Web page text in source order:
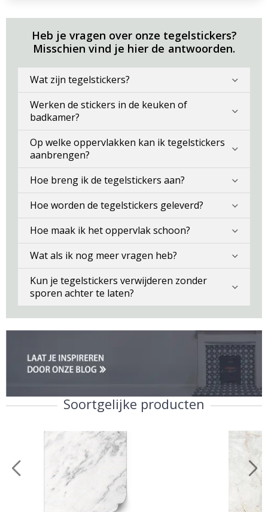
Heb je vragen over onze tegelstickers?
Misschien vind je hier de antwoorden.
Wat zijn tegelstickers?
Werken de stickers in de keuken of
badkamer?
Op welke oppervlakken kan ik tegelstickers
aanbrengen?
Hoe breng ik de tegelstickers aan?
Hoe worden de tegelstickers geleverd?
Hoe maak ik het oppervlak schoon?
Wat als ik nog meer vragen heb?
Kun je tegelstickers verwijderen zonder
sporen achter te laten?
Soortgelijke producten